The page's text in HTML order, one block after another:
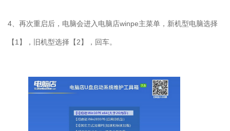
4 、再次重启后，电脑会进入电脑店winpe主菜单，新机型电脑选择
【1 】，旧机型选择【2】，回车。